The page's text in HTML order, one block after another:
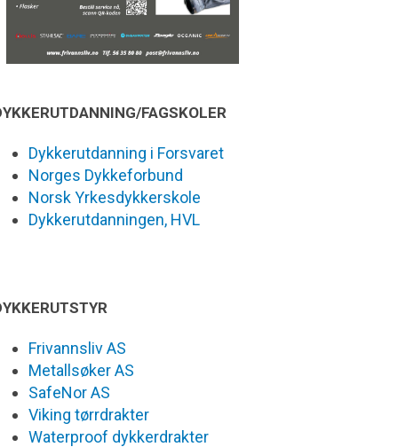
FAGSKOLER
Dykkerutdanning i Forsvaret
Norges Dykkeforbund
Norsk Yrkesdykkerskole
Dykkerutdanningen, HVL
Frivannsliv AS
Metallsøker AS
SafeNor AS
Viking tørrdrakter
Waterproof dykkerdrakter